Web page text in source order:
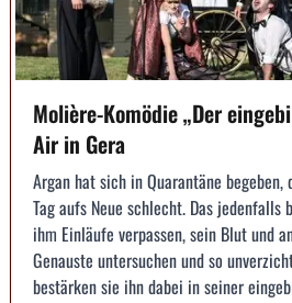
Molière-Komödie „Der
Air in Gera
Argan hat sich in Quarantäne
Tag aufs Neue schlecht. Das jedenfalls
ihm Einläufe verpassen, sein Blut und
Genauste untersuchen und so
bestärken sie ihn dabei in seiner